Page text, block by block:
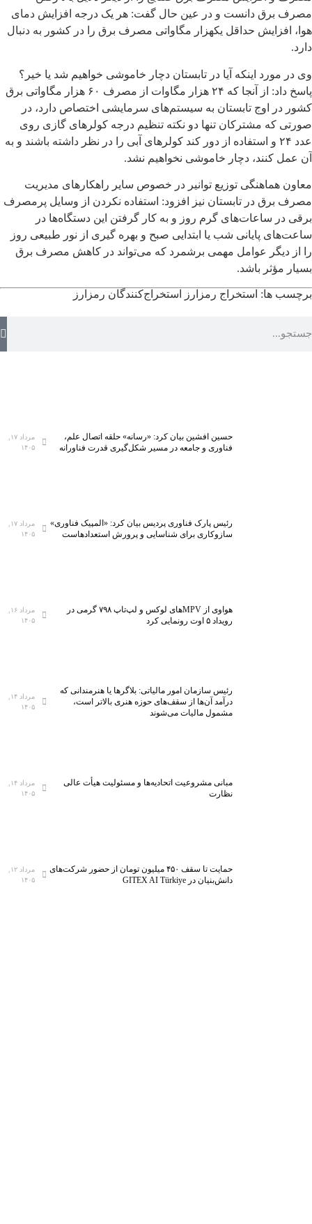
مصرف برق دانست و در عین حال گفت: هر یک درجه افزایش دمای
هوا، افزایش حداقل یکهزار مگاواتی مصرف برق را در کشور به دنبال
دارد.
وی در مورد اینکه آیا در تابستان دچار خاموشی خواهیم شد یا خیر؟
پاسخ داد: از آنجا که ۲۴ هزار مگاوات از مصرف ۶۰ هزار مگاواتی برق
کشور در اوج تابستان به سیستم‌های سرمایشی اختصاص دارد، در
صورتی که مشترکان تنها دو نکته تنظیم درجه کولرهای گازی روی
عدد ۲۴ و استفاده از دور کند کولرهای آبی را در نظر داشته باشند و به
آن عمل کنند، دچار خاموشی نخواهیم نشد.
معاون هماهنگی توزیع توانیر در خصوص سایر راهکارهای مدیریت
مصرف برق در تابستان نیز افزود: استفاده نکردن از وسایل پرمصرف
برقی در ساعات‌های گرم روز و به کار گرفتن این دستگاه‌ها در
ساعت‌های پایانی شب یا ابتدایی صبح و بهره گیری از نور طبیعی روز
را از دیگر عوامل مهمی برشمرد که می‌تواند در کاهش مصرف برق
بسیار مؤثر باشد.
برچسب ها: استخراج رمزارز استخراج‌کنندگان رمزارز
حسین افشین بیان کرد: «رسانه» حلقه اتصال علم،
فناوری و جامعه در مسیر شکل‌گیری قدرت فناورانه
۱۴۰۵
رئیس پارک فناوری پردیس بیان کرد: «المپیک فناوری»
سازوکاری برای شناسایی و پرورش استعدادهاست
۱۴۰۵
هواوی از MPVهای لوکس و لپ‌تاپ ۷۹۸ گرمی در
رویداد ۵ اوت رونمایی کرد
۱۴۰۵
رئیس سازمان امور مالیاتی: بلاگر‌ها یا هنرمندانی که
درآمد آن‌ها از سقف‌های حوزه هنری بالاتر است،
مشمول مالیات می‌شوند
۱۴۰۵
مبانی مشروعیت اتحادیه‌ها و مسئولیت هیأت عالی
نظارت
۱۴۰۵
حمایت تا سقف ۴۵۰ میلیون تومان از حضور شرکت‌های
دانش‌بنیان در GITEX AI Türkiye
۱۴۰۵